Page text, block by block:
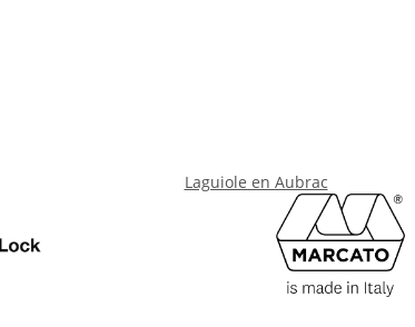
Laguiole en Aubrac